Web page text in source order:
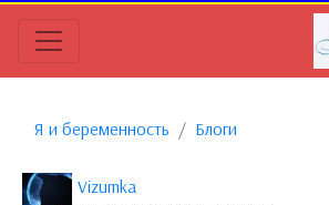
Я и беременность Блоги
Vizumka